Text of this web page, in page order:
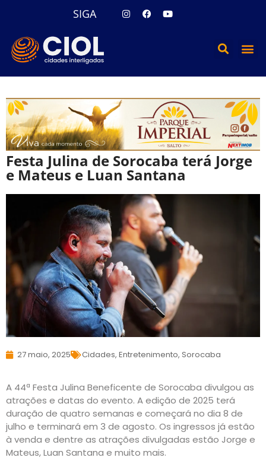
SIGA
Festa Julina de Sorocaba terá Jorge
e Mateus e Luan Santana
27 maio, 2025 Cidades, Entretenimento, Sorocaba
A 44ª Festa Julina Beneficente de Sorocaba divulgou as
atrações e datas do evento. A edição de 2025 terá
duração de quatro semanas e começará no dia 8 de
julho e terminará em 3 de agosto. Os ingressos já estão
à venda e dentre as atrações divulgadas estão Jorge e
Mateus, Luan Santana e muito mais.